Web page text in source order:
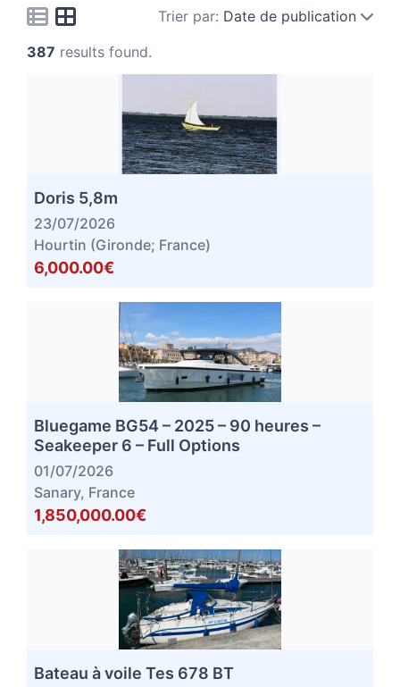
Trier par: Date de publication
387 results found.
Doris 5,8m
23/07/2026
Hourtin (Gironde; France)
6,000.00€
Bluegame BG54 – 2025 – 90 heures –
Seakeeper 6 – Full Options
01/07/2026
Sanary, France
1,850,000.00€
Bateau à voile Tes 678 BT